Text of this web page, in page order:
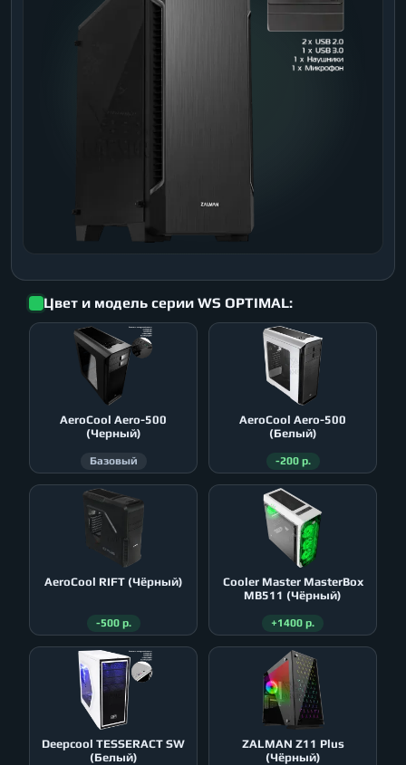
Цвет и модель серии WS OPTIMAL:
AeroСool Aero-500
(Черный)
Базовый
AeroСool Aero-500
(Белый)
-200 р.
AeroСool RIFT (Чёрный)
-500 р.
Cooler Master MasterBox
MB511 (Чёрный)
+1400 р.
Deepcool TESSERACT SW
(Белый)
ZALMAN Z11 Plus
(Чёрный)